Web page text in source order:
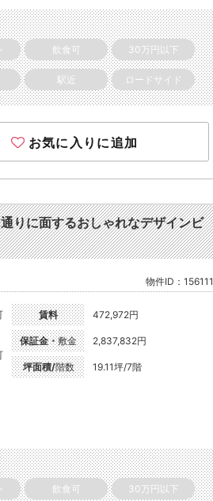
飲食可 30万円以下
駅近 ロードサイド
お気に入りに追加
りに面するおしゃれなデザインビ
物件ID：156111
賃料 472,972円
保証金・敷金 2,837,832円
坪面積/階数 19.11坪/7階
飲食可 30万円以下